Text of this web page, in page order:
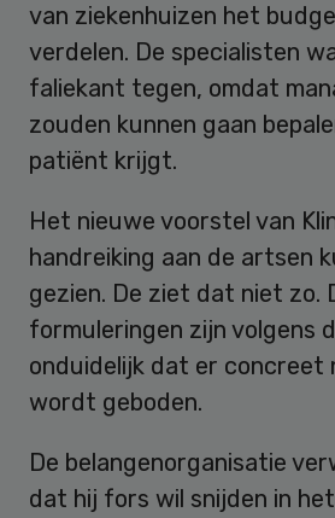
van ziekenhuizen het
verdelen. De specialisten
faliekant tegen, omdat
zouden kunnen gaan
patiënt krijgt.
Het nieuwe voorstel van
handreiking aan de artsen
gezien. De ziet dat niet zo.
formuleringen zijn volgens
onduidelijk dat er concreet
wordt geboden.
De belangenorganisatie
dat hij fors wil snijden in